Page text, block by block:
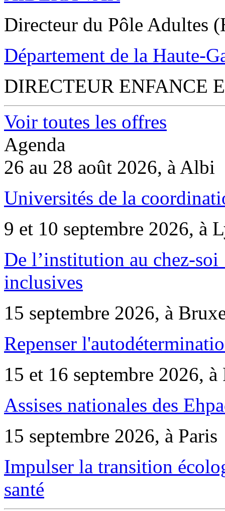
Directeur du Pôle Adultes
Département de la Haute-
DIRECTEUR ENFANCE
Voir toutes les offres
Agenda
26 au 28 août 2026, à Albi
Universités de la
9 et 10 septembre 2026, à
De l’institution au chez-
inclusives
15 septembre 2026, à
Repenser
15 et 16 septembre 2026, à
Assises nationales des
15 septembre 2026, à Paris
Impulser la transition
santé